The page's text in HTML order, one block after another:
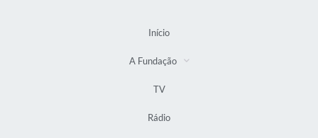
Início
A Fundação
TV
Rádio